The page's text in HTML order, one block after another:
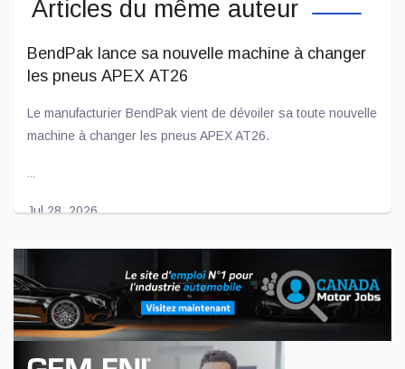
Articles du même auteur
BendPak lance sa nouvelle machine à changer
les pneus APEX AT26
Le manufacturier BendPak vient de dévoiler sa toute nouvelle
machine à changer les pneus APEX AT26.
Jul 28, 2026
L'entente entre Toyota et Joby Aviation prend
de l'importance
Voilà déjà quelques années que le constructeur automobile
Toyota « flirte » avec l'américaine Joby Aviation afin de créer